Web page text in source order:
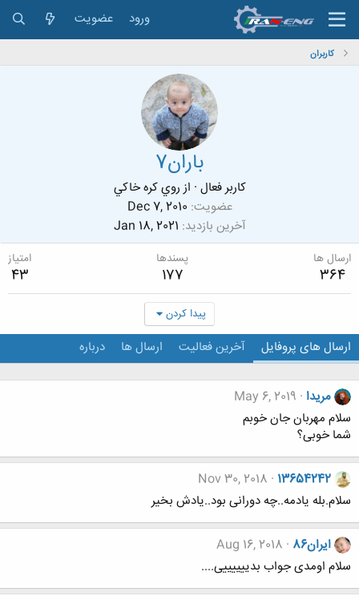
ورود عضویت
کاربران
باران7
کاربر فعال · ازروي كره خاكي
عضویت Dec 7, 2010
آخرین بازدید Jan 18, 2021
ارسال ها
364
پسندها
177
امتیاز
43
پیدا کردن
ارسال های پروفایل آخرین فعالیت ارسال ها درباره
مریدا May 6, 2019
سلام مهربان جان خوبم
شما خوبی؟
13654242
Nov 30, 2018
سلام.بله یادمه..چه دورانی بود..یادش بخیر
ایران86
Aug 16, 2018
سلام اومدی جواب بدییییییی....